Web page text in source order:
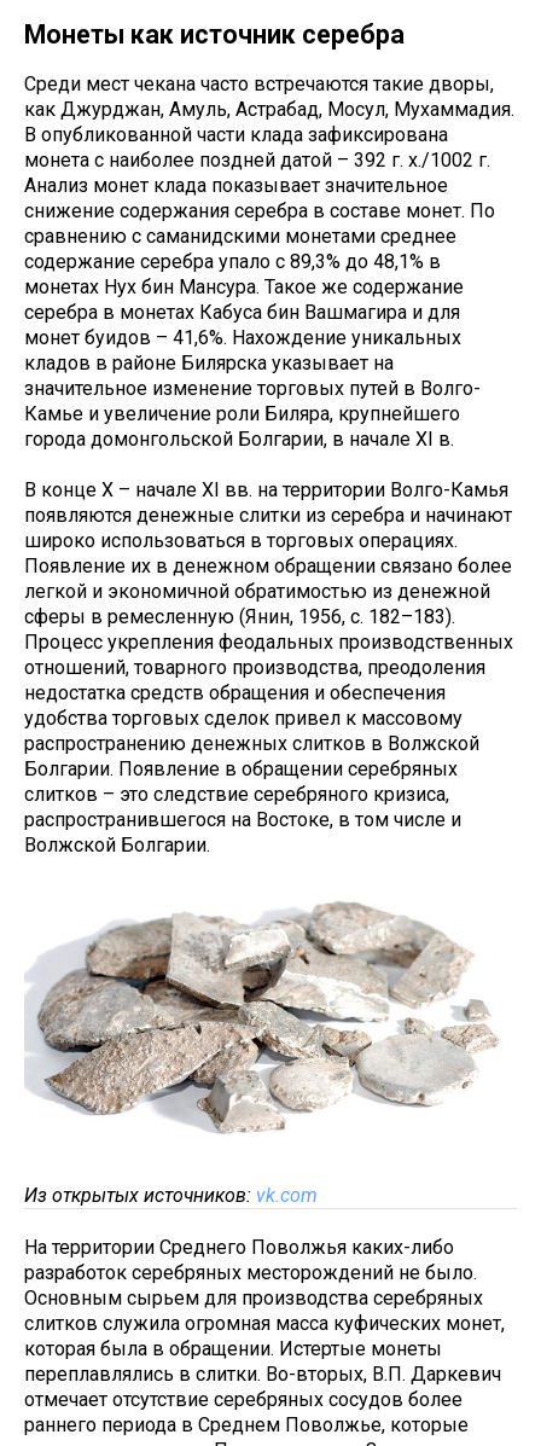
Монеты как источник серебра
Среди мест чекана часто встречаются такие дворы,
как Джурджан, Амуль, Астрабад, Мосул, Мухаммадия.
В опубликованной части клада зафиксирована
монета с наиболее поздней датой – 392 г. х./1002 г.
Анализ монет клада показывает значительное
снижение содержания серебра в составе монет. По
сравнению с саманидскими монетами среднее
содержание серебра упало с 89,3% до 48,1% в
монетах Нух бин Мансура. Такое же содержание
серебра в монетах Кабуса бин Вашмагира и для
монет буидов – 41,6%. Нахождение уникальных
кладов в районе Билярска указывает на
значительное изменение торговых путей в Волго-
Камье и увеличение роли Биляра, крупнейшего
города домонгольской Болгарии, в начале XI в.
В конце X – начале XI вв. на территории Волго-Камья
появляются денежные слитки из серебра и начинают
широко использоваться в торговых операциях.
Появление их в денежном обращении связано более
легкой и экономичной обратимостью из денежной
сферы в ремесленную (Янин, 1956, с. 182–183).
Процесс укрепления феодальных производственных
отношений, товарного производства, преодоления
недостатка средств обращения и обеспечения
удобства торговых сделок привел к массовому
распространению денежных слитков в Волжской
Болгарии. Появление в обращении серебряных
слитков – это следствие серебряного кризиса,
распространившегося на Востоке, в том числе и
Волжской Болгарии.
Из открытых источников: vk.com
На территории Среднего Поволжья каких-либо
разработок серебряных месторождений не было.
Основным сырьем для производства серебряных
слитков служила огромная масса куфических монет,
которая была в обращении. Истертые монеты
переплавлялись в слитки. Во-вторых, В.П. Даркевич
отмечает отсутствие серебряных сосудов более
раннего периода в Среднем Поволжье, которые